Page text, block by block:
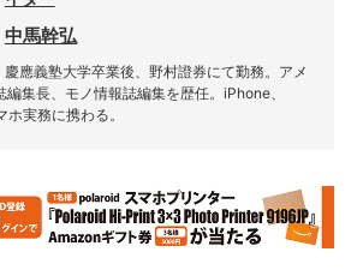
中馬幹弘
慶應義塾大学卒業後、野村證券にて勤務。アメ
編集長、モノ情報誌編集を歴任。iPhone、
実務に携わる。